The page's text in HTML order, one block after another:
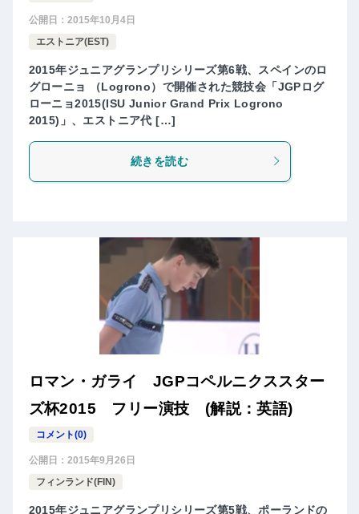
公開日： 2015年10月4日
エストニア(EST)
2015年ジュニアグランプリシリーズ第6戦、スペインのロ
グローニョ （Logrono）で開催された競技会「JGPログ
ローニョ2015(ISU Junior Grand Prix Logrono
2015)」、エストニア代 […]
続きを読む
ロマン・ガライ JGPコペルニクススター
ズ杯2015 フリー演技 (解説：英語)
コメント(0)
公開日： 2015年9月26日
フィンランド(FIN)
2015年ジュニアグランプリシリーズ第5戦、ポーランドの